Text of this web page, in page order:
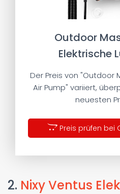
Outdoor
Elektrische
Der Preis von "Outdoor
Air Pump" variiert,
neuesten
Preis prüfen bei
2. Nixy Ventus